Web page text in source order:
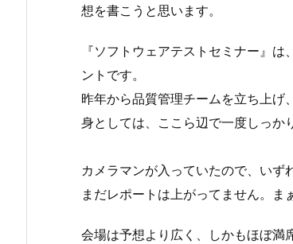
想を書こうと思います。
『ソフトウェアテストセミナー』
ントです。
昨年から品質管理チームを立ち上げ
身としては、ここら辺で一度しっか
カメラマンが入っていたので、い
まだレポートは上がってません。ま
会場は予想より広く、しかもほぼ満席